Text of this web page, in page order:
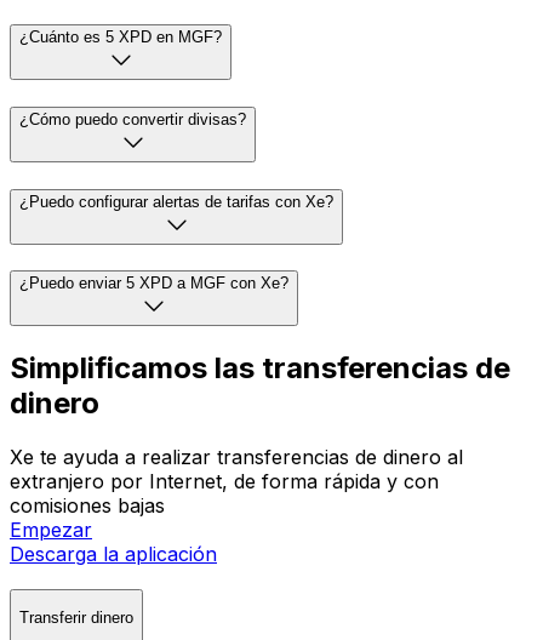
¿Cuánto es 5 XPD en MGF?
¿Cómo puedo convertir divisas?
¿Puedo configurar alertas de tarifas con Xe?
¿Puedo enviar 5 XPD a MGF con Xe?
Simplificamos las transferencias de
dinero
Xe te ayuda a realizar transferencias de dinero al
extranjero por Internet, de forma rápida y con
comisiones bajas
Empezar
Descarga la aplicación
Transferir dinero